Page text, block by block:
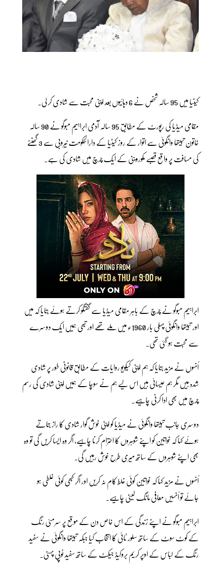
کینیا میں 95 سالہ شخص نے 6 دہائیوں بعد اپنی محبت سے شادی کر لی۔
مقامی میڈیا کی رپورٹ کے مطابق 95 سالہ آدمی ابراہیم مبوگو نے 90 سالہ
خاتون تبیتھا وانگوئی سے اتوار کے روز کینیا کے دارالحکومت نیروبی سے 3 گھنٹے
کی مسافت پر واقع قصبے مکوروینی کے ایک چرچ میں شادی کی ہے۔
ابراہیم مبوگو نے چرچ کے باہر مقامی میڈیا سے گفتگو کرتے ہوئے بتایا کہ میں
اور تبیتھا وانگوئی پہلی بار 1960ء میں ملے تھے اور تبھی ہمیں ایک دوسرے
سے محبت ہو گئی تھی۔
اُنہوں نے مزید بتایا کہ ہم اپنی کیکویو روایات کے مطابق قانونی طور پر شادی
شدہ ہیں مگر ہم عیسائی ہیں اس لیے ہم نے سوچا کے ہمیں اپنی شادی کی رسم
چرچ میں بھی ادا کرنی چاہیے۔
دوسری جانب تبیتھا وانگوئی نے میڈیا کو اپنی خوش گوار شادی کا راز بتاتے
ہوئے کہا کہ خواتین کو اپنے شوہروں کا احترام کرنا چاہیے، اگر وہ ایسا کریں گی تو وہ
بھی اپنے شوہروں کے ساتھ میری طرح خوش رہیں گی۔
اُنہوں نے مزید کہا کہ خواتین کوئی غلط کام نہ کریں اور اگر کبھی کوئی غلطی ہو
جائے تو اُنہیں معافی مانگ لینی چاہیے۔
ابراہیم مبوگو نے اپنے زندگی کے اس خاص دن کے موقع پر سرمئی رنگ
کے کوٹ سوٹ کے ساتھ سلور ٹائی کا انتخاب کیا جبکہ تبیتھا وانگوئی نے سفید
رنگ کے لباس کے اوپر کریم بروکیڈ جیکٹ کے ساتھ سفید ٹوپی پہنی۔